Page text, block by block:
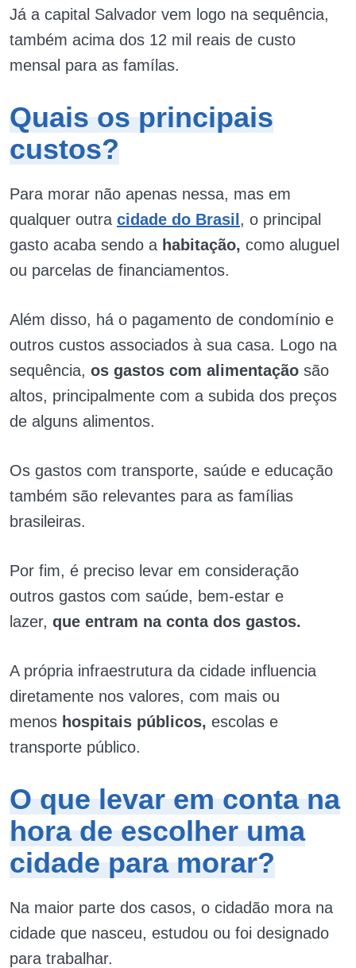
Já a capital Salvador vem logo na sequência,
também acima dos 12 mil reais de custo
mensal para as famílas.
Quais os principais
custos?
Para morar não apenas nessa, mas em
qualquer outra cidade do Brasil, o principal
gasto acaba sendo a habitação, como aluguel
ou parcelas de financiamentos.
Além disso, há o pagamento de condomínio e
outros custos associados à sua casa. Logo na
sequência, os gastos com alimentação são
altos, principalmente com a subida dos preços
de alguns alimentos.
Os gastos com transporte, saúde e educação
também são relevantes para as famílias
brasileiras.
Por fim, é preciso levar em consideração
outros gastos com saúde, bem-estar e
lazer, que entram na conta dos gastos.
A própria infraestrutura da cidade influencia
diretamente nos valores, com mais ou
menos hospitais públicos, escolas e
transporte público.
O que levar em conta na
hora de escolher uma
cidade para morar?
Na maior parte dos casos, o cidadão mora na
cidade que nasceu, estudou ou foi designado
para trabalhar.